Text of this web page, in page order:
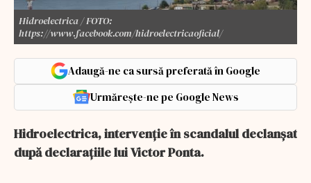
Hidroelectrica / FOTO:
https://www.facebook.com/hidroelectricaoficial/
Adaugă-ne ca sursă preferată în Google
Urmărește-ne pe Google News
Hidroelectrica, intervenţie în scandalul declanşat
după declaraţiile lui Victor Ponta.